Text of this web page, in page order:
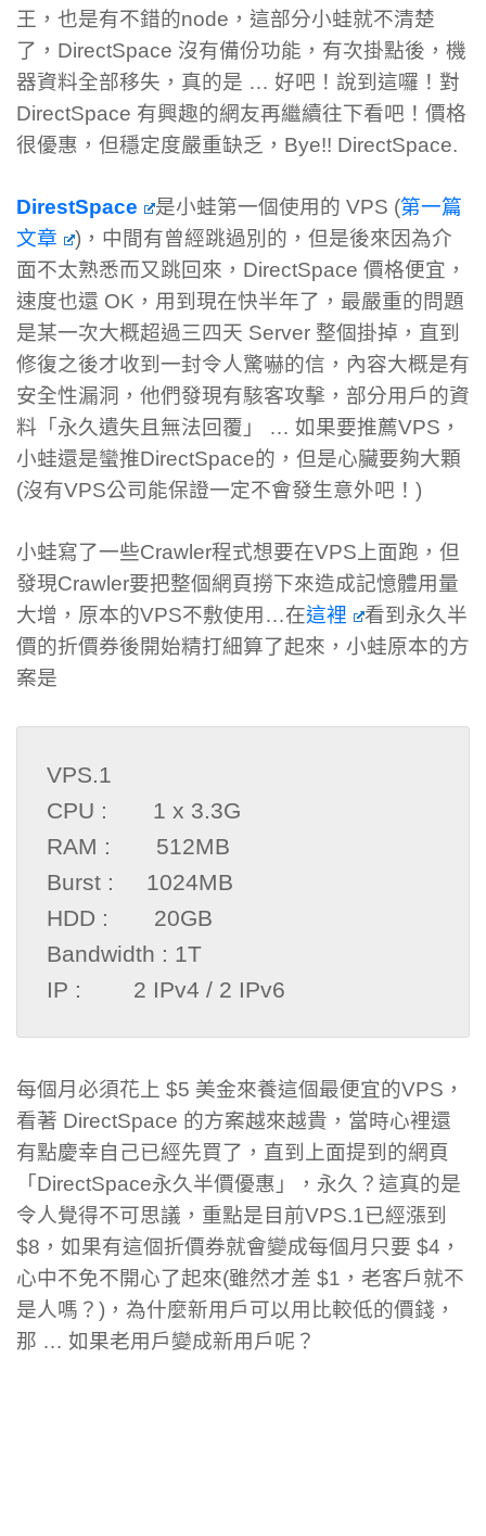
王，也是有不錯的node，這部分小蛙就不清楚
了，DirectSpace 沒有備份功能，有次掛點後，機
器資料全部移失，真的是 … 好吧！說到這囉！對
DirectSpace 有興趣的網友再繼續往下看吧！價格
很優惠，但穩定度嚴重缺乏，Bye!! DirectSpace.
DirestSpace 是小蛙第一個使用的 VPS (第一篇
文章
)，中間有曾經跳過別的，但是後來因為介
面不太熟悉而又跳回來，DirectSpace 價格便宜，
速度也還 OK，用到現在快半年了，最嚴重的問題
是某一次大概超過三四天 Server 整個掛掉，直到
修復之後才收到一封令人驚嚇的信，內容大概是有
安全性漏洞，他們發現有駭客攻擊，部分用戶的資
料「永久遺失且無法回覆」 … 如果要推薦VPS，
小蛙還是蠻推DirectSpace的，但是心臟要夠大顆
(沒有VPS公司能保證一定不會發生意外吧！)
小蛙寫了一些Crawler程式想要在VPS上面跑，但
發現Crawler要把整個網頁撈下來造成記憶體用量
大增，原本的VPS不敷使用…在這裡
看到永久半
價的折價券後開始精打細算了起來，小蛙原本的方
案是
VPS.1
CPU :       1 x 3.3G
RAM :       512MB
Burst :     1024MB
HDD :       20GB
Bandwidth : 1T
IP :        2 IPv4 / 2 IPv6
每個月必須花上 $5 美金來養這個最便宜的VPS，
看著 DirectSpace 的方案越來越貴，當時心裡還
有點慶幸自己已經先買了，直到上面提到的網頁
「DirectSpace永久半價優惠」，永久？這真的是
令人覺得不可思議，重點是目前VPS.1已經漲到
$8，如果有這個折價券就會變成每個月只要 $4，
心中不免不開心了起來(雖然才差 $1，老客戶就不
是人嗎？)，為什麼新用戶可以用比較低的價錢，
那 … 如果老用戶變成新用戶呢？